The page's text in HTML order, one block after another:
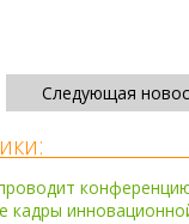
Следующая
кадры